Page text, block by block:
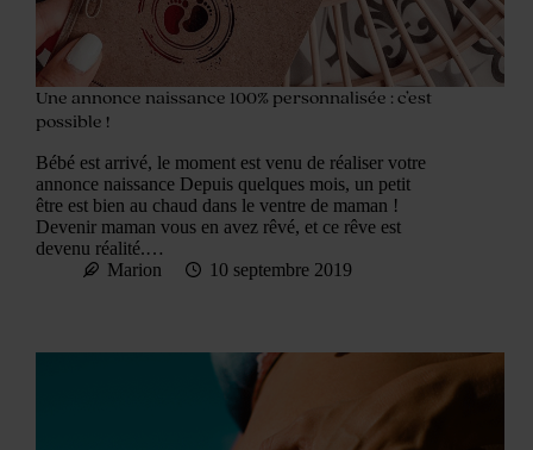
Une annonce naissance 100% personnalisée : c’est
possible !
Bébé est arrivé, le moment est venu de réaliser votre
annonce naissance Depuis quelques mois, un petit
être est bien au chaud dans le ventre de maman !
Devenir maman vous en avez rêvé, et ce rêve est
devenu réalité.…
Marion
10 septembre 2019